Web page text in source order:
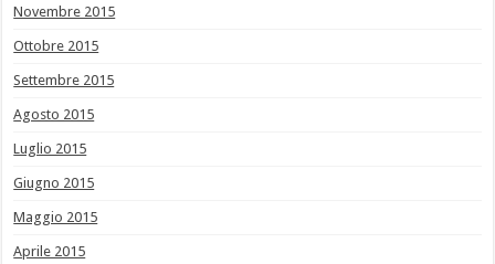
Novembre 2015
Ottobre 2015
Settembre 2015
Agosto 2015
Luglio 2015
Giugno 2015
Maggio 2015
Aprile 2015